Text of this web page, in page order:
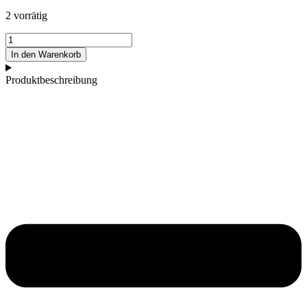
2 vorrätig
Schwarzer
Turmalin
Armband
Menge
In den Warenkorb
Produktbeschreibung